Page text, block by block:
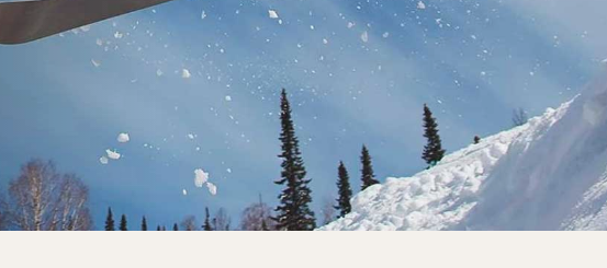
сноубордистов, ведь здесь по проекту
сноупарк с фигурами на любой вкус и